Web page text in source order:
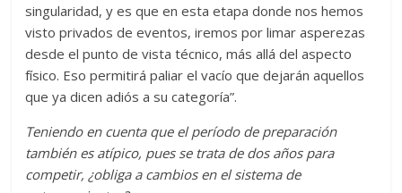
singularidad, y es que en esta etapa donde nos hemos
visto privados de eventos, iremos por limar asperezas
desde el punto de vista técnico, más allá del aspecto
físico. Eso permitirá paliar el vacío que dejarán aquellos
que ya dicen adiós a su categoría”.
Teniendo en cuenta que el período de preparación
también es atípico, pues se trata de dos años para
competir, ¿obliga a cambios en el sistema de